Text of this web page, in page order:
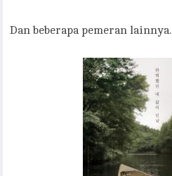
Dan beberapa pemeran lainnya.